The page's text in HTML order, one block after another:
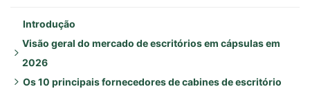
Introdução
Visão geral do mercado de escritórios em cápsulas em
2026
Principais fatores de crescimento em 2026:
Os 10 principais fornecedores de cabines de escritório